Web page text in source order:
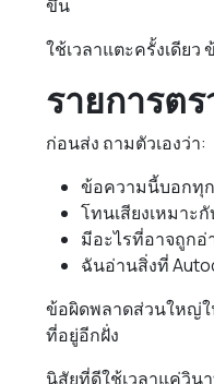
ขึ้น
ใช้เวลาแตะครั้งเดีย
รายการต
ก่อนส่ง ถามตัวเองว่า:
ข้อความนี้บอกทุ
โทนเสียงเหมา
มีอะไรที่อาจถูกอ่
ฉันอ่านสิ่งที่
ข้อผิดพลาดส่วนใหญ่ใ
ที่อยู่อีกฝั่ง
นิสัยที่ดีใช้เวลาแค่วิน